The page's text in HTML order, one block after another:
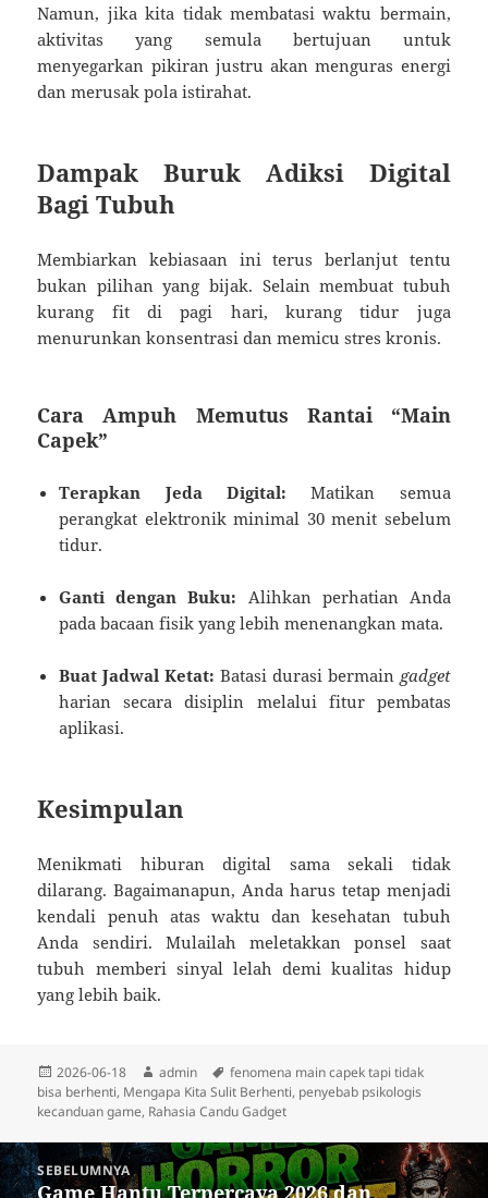
Namun, jika kita tidak membatasi waktu bermain,
aktivitas yang semula bertujuan untuk
menyegarkan pikiran justru akan menguras energi
dan merusak pola istirahat.
Dampak Buruk Adiksi Digital
Bagi Tubuh
Membiarkan kebiasaan ini terus berlanjut tentu
bukan pilihan yang bijak. Selain membuat tubuh
kurang fit di pagi hari, kurang tidur juga
menurunkan konsentrasi dan memicu stres kronis.
Cara Ampuh Memutus Rantai “Main
Capek”
Terapkan Jeda Digital: Matikan semua
perangkat elektronik minimal 30 menit sebelum
tidur.
Ganti dengan Buku: Alihkan perhatian Anda
pada bacaan fisik yang lebih menenangkan mata.
Buat Jadwal Ketat: Batasi durasi bermain gadget
harian secara disiplin melalui fitur pembatas
aplikasi.
Kesimpulan
Menikmati hiburan digital sama sekali tidak
dilarang. Bagaimanapun, Anda harus tetap menjadi
kendali penuh atas waktu dan kesehatan tubuh
Anda sendiri. Mulailah meletakkan ponsel saat
tubuh memberi sinyal lelah demi kualitas hidup
yang lebih baik.
Diposkan
pada
2026-06-18 Penulis
admin Tag
fenomena main capek tapi tidak
bisa berhenti, Mengapa Kita Sulit Berhenti, penyebab psikologis
kecanduan game, Rahasia Candu Gadget
Navigasi
pos SEBELUMNYA
Pos
Game Hantu Terpercaya 2026 dan